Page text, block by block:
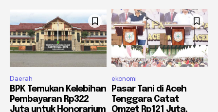
Daerah
BPK Temukan Kelebihan
Pembayaran Rp322
Juta untuk Honorarium
ekonomi
Pasar Tani di Aceh
Tenggara Catat
Omzet Rp121 Juta,